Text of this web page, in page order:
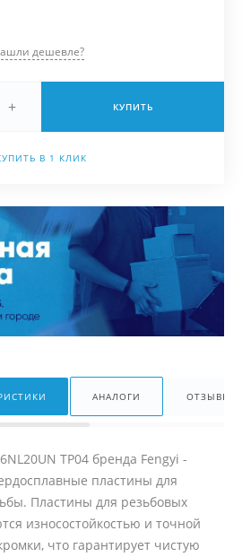
дешевле?
+ КУПИТЬ
В 1 КЛИК
АНАЛОГИ ОТЗЫВЫ
TP04 бренда Fengyi -
пластины для
Пластины для резьбовых
износостойкостью и точной
что гарантирует чистую